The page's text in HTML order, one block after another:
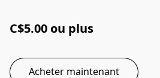
C$5.00 ou plus
Acheter maintenant